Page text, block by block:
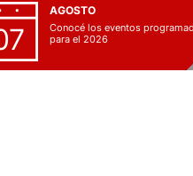
AGOSTO
Conocé los eventos
para el 2026